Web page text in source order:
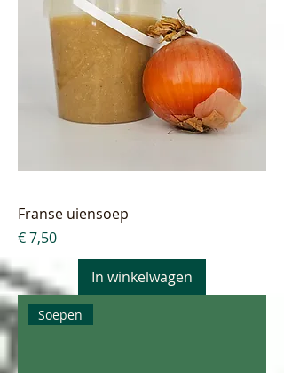
Franse uiensoep
Prijs
€ 7,50
In winkelwagen
Soepen